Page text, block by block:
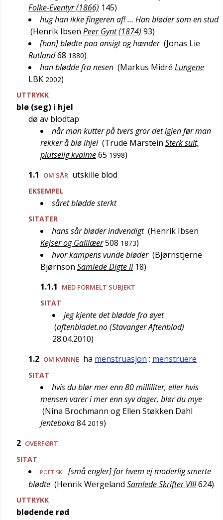
Folke-Eventyr (1866) 145)
hug han ikke fingeren af! … Han bløder som en stud
(Henrik Ibsen Peer Gynt (1874) 93)
[han] blødte paa ansigt og hænder (Jonas Lie
Rutland68 1880)
han blødde fra nesen (Markus Midré Lungene
LBK 2002)
UTTRYKK
blø (seg) i hjel
dø av blodtap
når man kutter på tvers gror det igjen før man
rekker å blø ihjel (Trude Marstein Sterk sult,
plutselig kvalme65 1998)
1.1
OM SÅR utskille blod
EKSEMPEL
såret blødde sterkt
SITATER
hans sår bløder indvendigt (Henrik Ibsen
Kejser og Galilæer508 1873)
hvor kampens vunde bløder (Bjørnstjerne
Bjørnson Samlede Digte II 18)
1.1.1
MED FORMELT SUBJEKT
SITAT
jeg kjente det blødde fra øyet
(aftenbladet.no (Stavanger Aftenblad)
28.04.2010)
1.2 OM KVINNE ha menstruasjon ; menstruere
SITAT
hvis du blør mer enn 80 milliliter, eller hvis
mensen varer i mer enn syv dager, blør du mye
(Nina Brochmann og Ellen Støkken Dahl
Jenteboka84 2019)
2 OVERFØRT
SITAT
POETISK
[små engler] for hvem ej moderlig smerte
blødte (Henrik Wergeland Samlede Skrifter VIII624)
UTTRYKK
blødende rød